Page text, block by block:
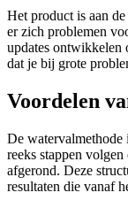
Het product is aan
er zich problemen
updates ontwikkelen
dat je bij grote
Voordelen
De watervalmethode
reeks stappen
afgerond. Deze
resultaten die vanaf